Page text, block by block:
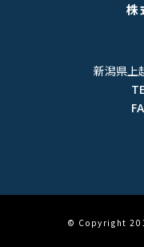
株
新潟県上
© Copyright